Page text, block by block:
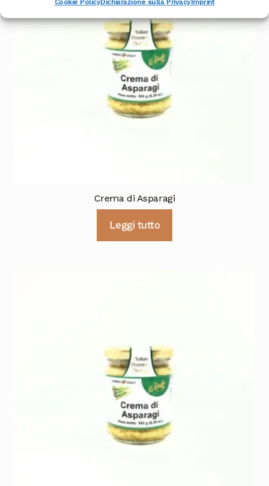
Cookie PolicyDichiarazione sulla PrivacyImprint
Crema di Asparagi
Leggi tutto